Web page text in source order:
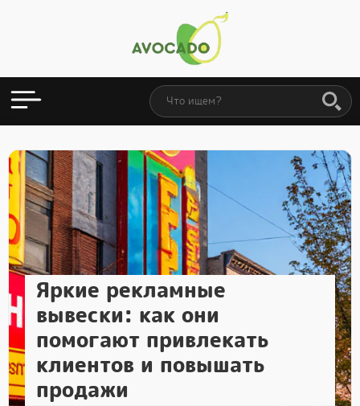
Яркие рекламные
вывески: как они
помогают привлекать
клиентов и повышать
продажи